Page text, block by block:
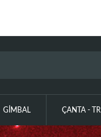
GIMBAL ÇANTA -